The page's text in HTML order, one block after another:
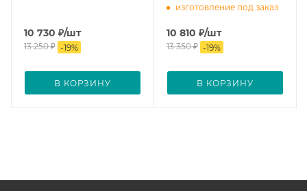
10 730 ₽/шт
13 250₽ -19%
В КОРЗИНУ
изготовление под заказ
10 810 ₽/шт
13 350₽ -19%
В КОРЗИНУ